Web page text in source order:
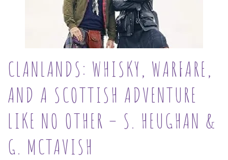
CLANLANDS: WHISKY, WARFARE,
AND A SCOTTISH ADVENTURE
LIKE NO OTHER – S. HEUGHAN &
G. MCTAVISH